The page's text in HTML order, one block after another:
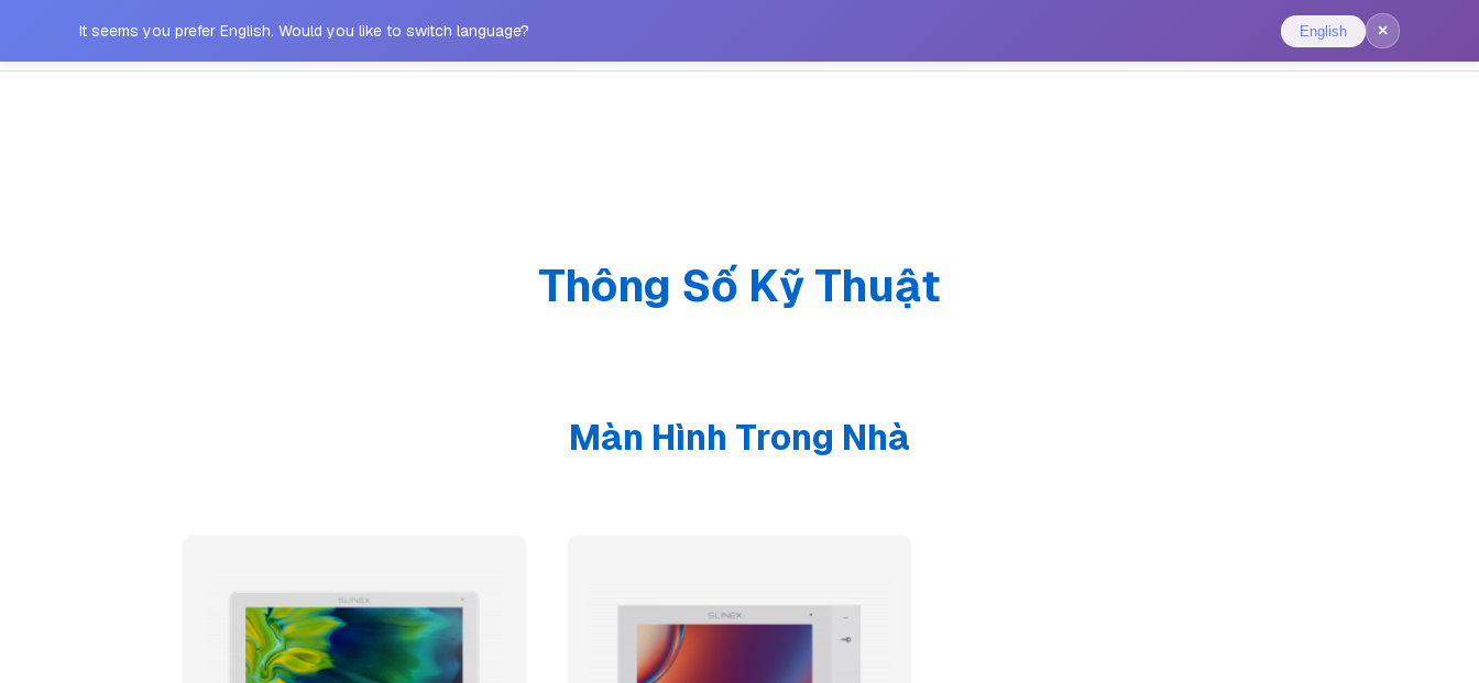
It seems you prefer English. Would you like to switch language? English ×
Thông Số Kỹ Thuật
Màn Hình Trong Nhà